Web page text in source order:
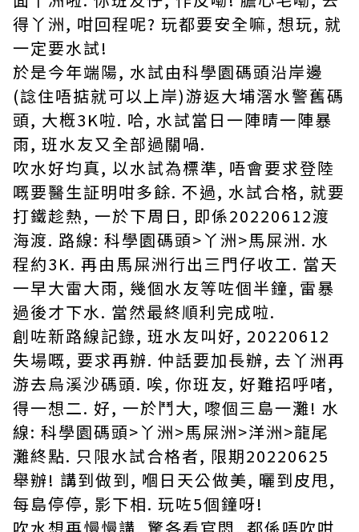
得丫洲, 咁回程呢? 玩都要安全嘛, 想玩, 就
一定要水試!
於是今年端陽, 水試由科學園碼頭沿岸邊
(諗住唔掂就可以上岸)游返大埔滘水警舊碼
頭, 大槪3K啦. 哈, 水試當日一陣晴一陣暴
雨, 班水友又全部過關喎.
吹水好均真, 以水試為標準, 唔會要求登陸
嘅要醫生証明咁多餘. 不過, 水試合格, 就要
打鐵趁熱, 一於下周日, 即係20220612渡
海渡. 路線: 科學園碼頭>丫洲>馬屎洲. 水
程約3K. 再由馬屎洲行出三門仔收工. 當天
一早大雷大雨, 幾個水友等咗個半鐘, 雷暴
過後才下水. 當然最終順利完成啦.
創咗新路線記錄, 班水友叫好, 20220612
失場嘅, 要求再辦. 仲話要加長辦, 去丫洲再
游去烏溪沙碼頭. 唉, 你班友, 好難招呼啫,
得一想二. 好, 一於鬥大, 嚟個三島一灘! 水
線: 科學園碼頭>丫洲>馬屎洲>洋洲>龍尾
灘終點. 只限水試合格者, 限期20220625
舉辦! 講到做到, 嗰日天公做美, 曬到皮甩,
每島停停, 影下相. 玩咗5個鐘呀!
吹水想再慢慢講, 驚各看官悶, 都係唔吹咁